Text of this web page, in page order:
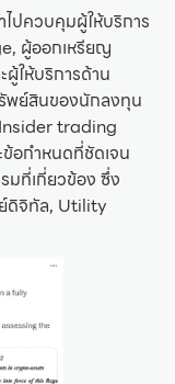
ปควบคุมผู้ให้บริการ
ผู้ออกเหรียญ
ให้บริการด้าน
พย์สินของนักลงทุน
trading
อกำหนดที่ชัดเจน
มที่เกี่ยวข้อง ซึ่ง
ดิจิทัล, Utility